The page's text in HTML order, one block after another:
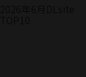
年6月DLsite